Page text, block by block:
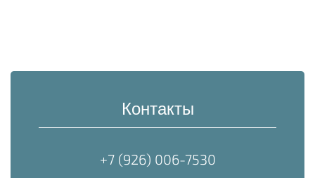
Контакты
+7 (926) 006-7530